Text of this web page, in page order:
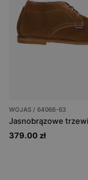
WOJAS / 64066-63
379.00 zł